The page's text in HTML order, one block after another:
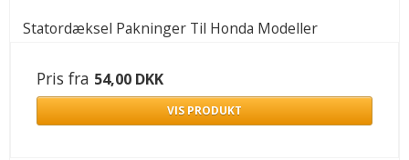
Statordæksel Pakninger Til Honda Modeller
Pris fra 54,00 DKK
VIS PRODUKT